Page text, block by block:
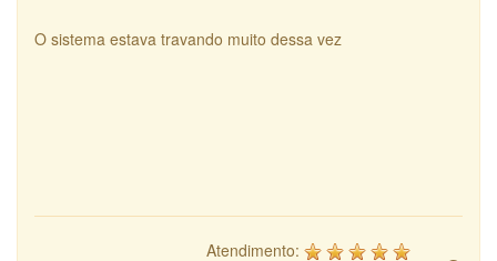
O sistema estava travando muito dessa vez
Atendimento: